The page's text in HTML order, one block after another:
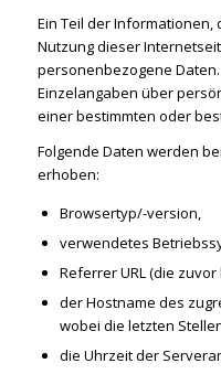
Ein Teil der Informationen,
Nutzung dieser
personenbezogene
Einzelangaben über
einer bestimmten oder
Folgende Daten werden
erhoben:
Browsertyp/-version,
verwendetes
Referrer URL (die
der Hostname des
wobei die letzten
die Uhrzeit der